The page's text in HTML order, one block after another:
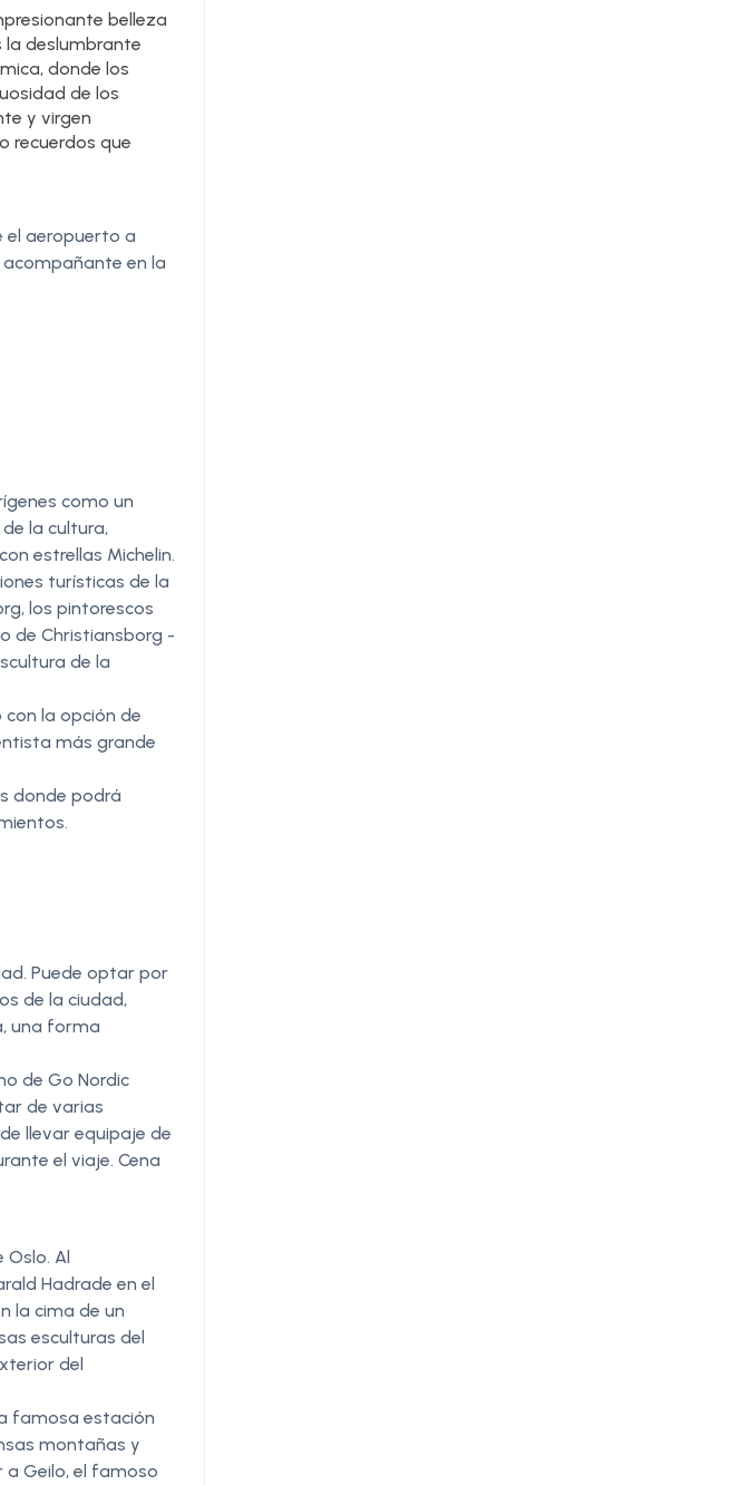
belleza
la deslumbrante
donde los
de los
y virgen
recuerdos que
el aeropuerto a
acompañante en la
como un
la cultura,
estrellas Michelin.
turísticas de la
los pintorescos
de Christiansborg -
de la
la opción de
más grande
donde podrá
Puede optar por
de la ciudad,
una forma
de Go Nordic
de varias
llevar equipaje de
el viaje. Cena
Al
Hadrade en el
la cima de un
esculturas del
del
famosa estación
montañas y
a Geilo, el famoso